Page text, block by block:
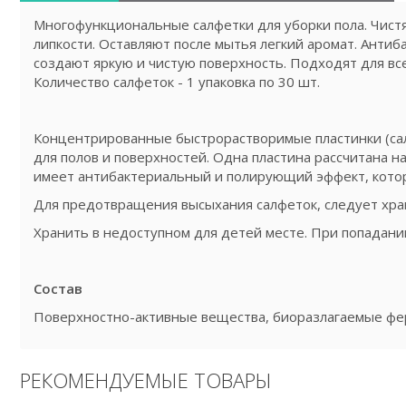
Многофункциональные салфетки для уборки пола.
липкости. Оставляют после мытья легкий аромат.
создают яркую и чистую поверхность. Подходят для
Количество салфеток - 1 упаковка по 30 шт.
Концентрированные быстрорастворимые пластинки
для полов и поверхностей. Одна пластина
имеет антибактериальный и полирующий эффект,
Для предотвращения высыхания салфеток, следует
Хранить в недоступном для детей месте. При
Состав
Поверхностно-активные вещества, биоразлагаемые
РЕКОМЕНДУЕМЫЕ ТОВАРЫ